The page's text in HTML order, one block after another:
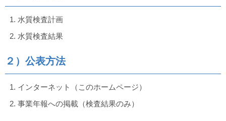
水質検査計画
水質検査結果
２）公表方法
インターネット（このホームページ）
事業年報への掲載（検査結果のみ）